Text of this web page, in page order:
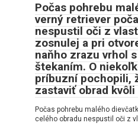
Počas pohrebu
verný retriever
nespustil oči z
zosnulej a pri
naňho zrazu vrhol
štekaním. O
príbuzní pochopili,
zastaviť obrad
Počas pohrebu malého
celého obradu nespustil oči z